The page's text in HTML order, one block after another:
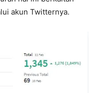
akun Twitternya.